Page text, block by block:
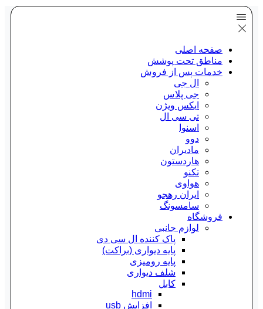
صفحه اصلی
مناطق تحت پوشش
خدمات پس از فروش
ال جی
جی پلاس
ایکس ویژن
تی سی ال
اسنوا
دوو
مادیران
هاردستون
تکنو
هواوی
ایران رهجو
سامسونگ
فروشگاه
لوازم جانبی
پاک کننده ال سی دی
پایه دیواری (براکت)
پایه رومیزی
شلف دیواری
کابل
hdmi
افزایش usb